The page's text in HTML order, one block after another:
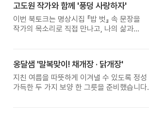
고도원 작가와 함께 '풍덩 사랑하자'
이번 북토크는 명상시집 『밥 벗』 속 문장을
작가의 목소리로 직접 만나고, 나의 삶과
옹달샘 '말복맞이! 채개장 · 닭개장'
지친 여름을 따뜻하게 이겨낼 수 있도록 정성
가득한 두 가지 보양 한 그릇을 준비했습니다.